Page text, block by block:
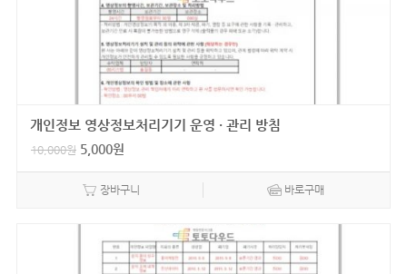
개인정보 영상정보처리기기 운영 · 관리 방침
10,000원 5,000원
장바구니 바로구매